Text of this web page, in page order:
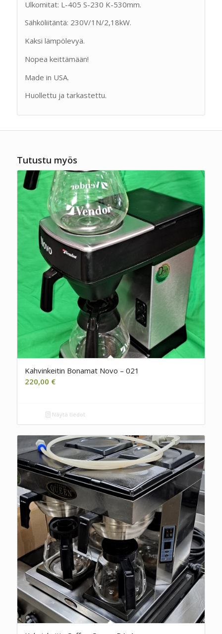
Ulkomitat: L-405 S-230 K-530mm.
Sähköliitäntä: 230V/1N/2,18kW.
Kaksi lämpölevyä.
Nopea keittämään!
Made in USA.
Huollettu ja tarkastettu.
Tutustu myös
Kahvinkeitin Bonamat Novo – 021
220,00 €
Näytä tiedot